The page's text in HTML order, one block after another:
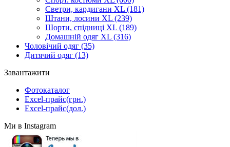
Светри, кардигани XL (181)
Штани, лосини XL (239)
Шорти, спідниці XL (189)
Домашній одяг XL (316)
Чоловічий одяг (35)
Дитячий одяг (13)
Завантажити
Фотокаталог
Excel-прайс(грн.)
Excel-прайс(дол.)
Ми в Instagram